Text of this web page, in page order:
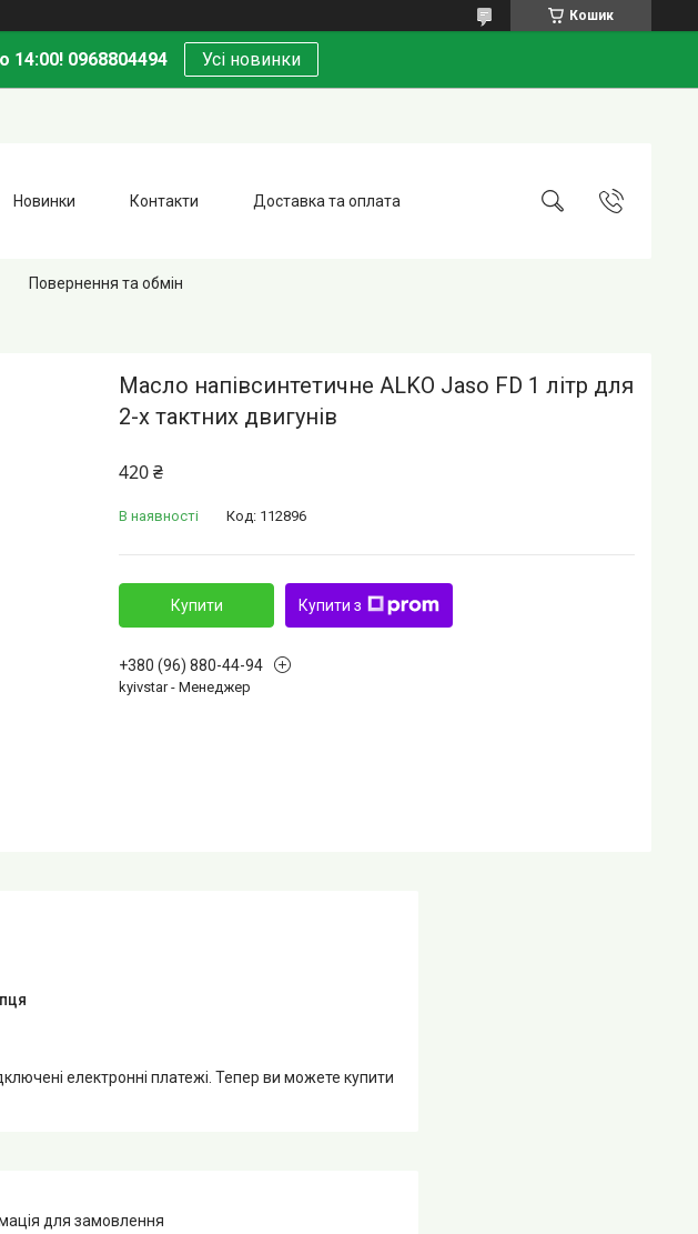
Кошик
0968804494 Усі новинки
Новинки Контакти Доставка та оплата
Повернення та обмін
Масло напівсинтетичне ALKO Jaso FD 1 літр для
2-х тактних двигунів
420 ₴
В наявності Код: 112896
Купити Купити з
+380 (96) 880-44-94
kyivstar - Менеджер
електронні платежі. Тепер ви можете купити
для замовлення